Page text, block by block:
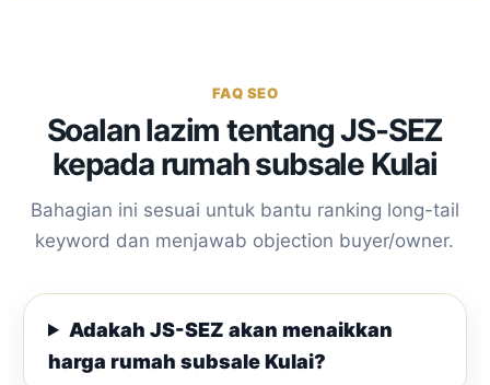
FAQ SEO
Soalan lazim tentang JS-SEZ
kepada rumah subsale Kulai
Bahagian ini sesuai untuk bantu ranking long-tail
keyword dan menjawab objection buyer/owner.
Adakah JS-SEZ akan menaikkan
harga rumah subsale Kulai?